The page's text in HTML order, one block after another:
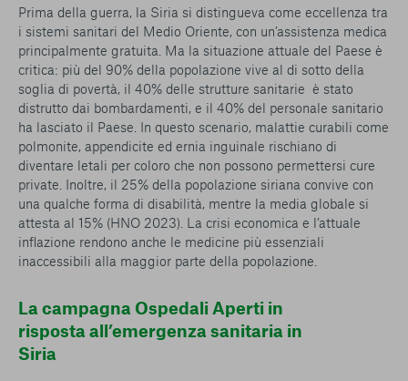
Prima della guerra, la Siria si distingueva come eccellenza tra
i sistemi sanitari del Medio Oriente, con un’assistenza medica
principalmente gratuita. Ma la situazione attuale del Paese è
critica: più del 90% della popolazione vive al di sotto della
soglia di povertà, il 40% delle strutture sanitarie è stato
distrutto dai bombardamenti, e il 40% del personale sanitario
ha lasciato il Paese. In questo scenario, malattie curabili come
polmonite, appendicite ed ernia inguinale rischiano di
diventare letali per coloro che non possono permettersi cure
private. Inoltre, il 25% della popolazione siriana convive con
una qualche forma di disabilità, mentre la media globale si
attesta al 15% (HNO 2023). La crisi economica e l’attuale
inflazione rendono anche le medicine più essenziali
inaccessibili alla maggior parte della popolazione.
La campagna Ospedali Aperti in
risposta all’emergenza sanitaria in
Siria